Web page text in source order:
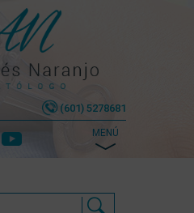
(601) 5278681
MENÚ